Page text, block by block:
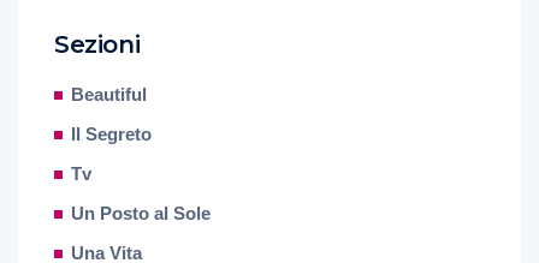
Sezioni
Beautiful
Il Segreto
Tv
Un Posto al Sole
Una Vita